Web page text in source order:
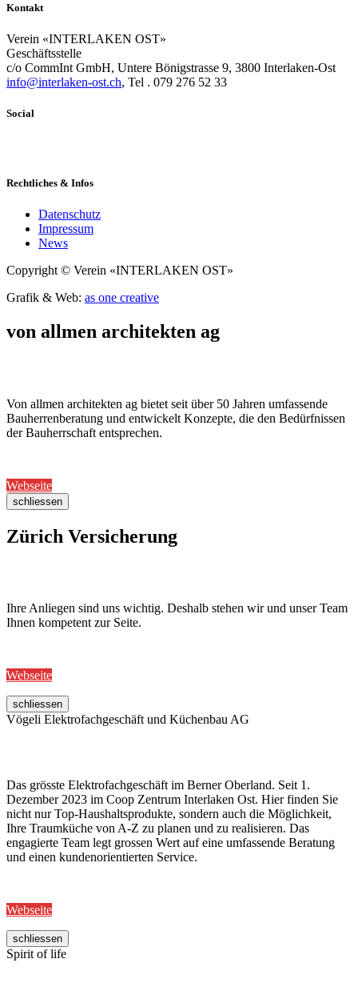
Kontakt
Verein «INTERLAKEN OST»
Geschäftsstelle
c/o CommInt GmbH, Untere Bönigstrasse 9, 3800 Interlaken-Ost
info@interlaken-ost.ch, Tel . 079 276 52 33
Social
Rechtliches & Infos
Datenschutz
Impressum
News
Copyright © Verein «INTERLAKEN OST»
Grafik & Web: as one creative
von allmen architekten ag
Von allmen architekten ag bietet seit über 50 Jahren umfassende
Bauherrenberatung und entwickelt Konzepte, die den Bedürfnissen
der Bauherrschaft entsprechen.
Webseite
schliessen
Zürich Versicherung
Ihre Anliegen sind uns wichtig. Deshalb stehen wir und unser Team
Ihnen kompetent zur Seite.
Webseite
schliessen
Vögeli Elektrofachgeschäft und Küchenbau AG
Das grösste Elektrofachgeschäft im Berner Oberland. Seit 1.
Dezember 2023 im Coop Zentrum Interlaken Ost. Hier finden Sie
nicht nur Top-Haushaltsprodukte, sondern auch die Möglichkeit,
Ihre Traumküche von A-Z zu planen und zu realisieren. Das
engagierte Team legt grossen Wert auf eine umfassende Beratung
und einen kundenorientierten Service.
Webseite
schliessen
Spirit of life